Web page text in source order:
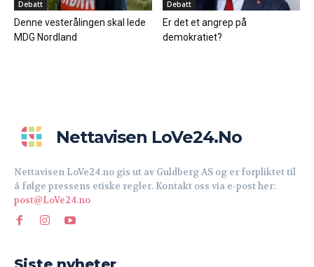
Debatt
Denne vesterålingen skal lede
MDG Nordland
Debatt
Er det et angrep på
demokratiet?
Nettavisen LoVe24.no
Nettavisen LoVe24.no gis ut av Guldberg AS og er forpliktet til
å følge pressens etiske regler. Kontakt oss via e-post her:
post@LoVe24.no